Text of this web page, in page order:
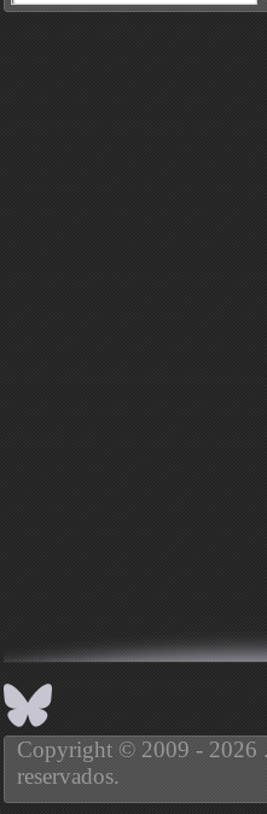
Copyright © 2009 - 2026
reservados.